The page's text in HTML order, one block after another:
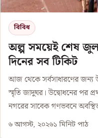
বিবিধ
অল্প সময়েই শেষ
দিনের সব টিকিট
আজ থেকে সর্বসাধারণের জন্য
স্মৃতি জাদুঘর। উদ্বোধনের পর
নগরের সাবেক গণভবনে
৬ আগস্ট, ২০২৬১ মিনিট পাঠ